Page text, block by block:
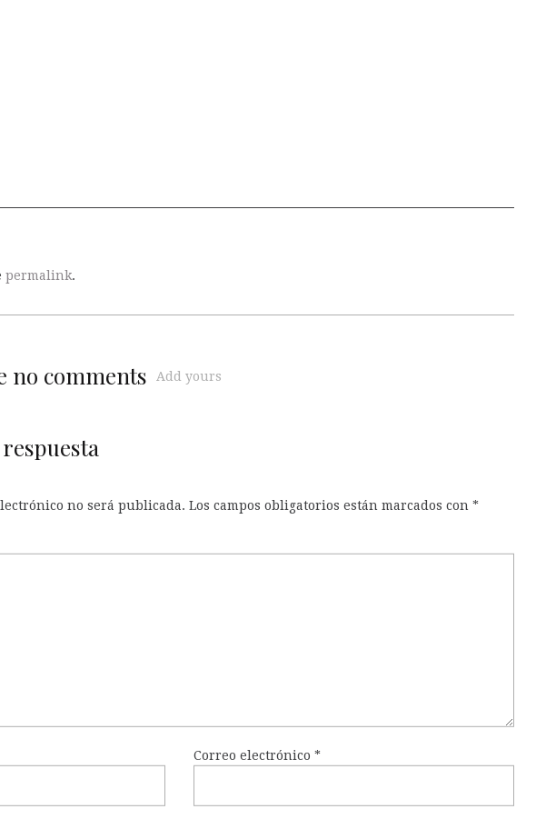
permalink.
no comments Add yours
no será publicada. Los campos obligatorios están marcados con *
Correo electrónico*